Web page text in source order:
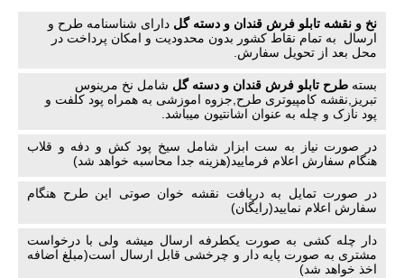
نخ و نقشه تابلو فرش قندان و دسته گل دارای شناسنامه طرح و
ارسال به تمام نقاط کشور بدون محدودیت و امکان پرداخت در
محل بعد از تحویل سفارش.
بسته طرح تابلو فرش قندان و دسته گل شامل نخ مرینوس
تبریز,نقشه کامپیوتری طرح,جزوه اموزشی به همراه پود کلفت و
پود نازک و چله به عنوان اشانتیون میباشد.
در صورت نیاز به ست ابزار شامل سیخ پود کش و دفه و قلاب
هنگام سفارش اعلام فرمایید(هزینه جدا محاسبه خواهد شد)
در صورت تمایل به دریافت نقشه خوان صوتی این طرح هنگام
سفارش اعلام نمایید(رایگان)
دار چله کشی به صورت یکطرفه ارسال میشه ولی با درخواست
مشتری به صورت پایه دار و چرخشی قابل ارسال است(مبلغ اضافه
اخذ خواهد شد)